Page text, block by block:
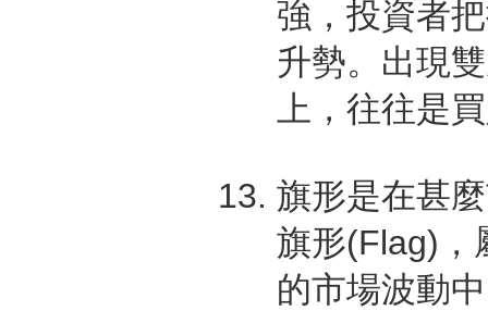
強，投資者
升勢。出現
上，往往是
旗形是在甚
旗形(Flag)，
的市場波動